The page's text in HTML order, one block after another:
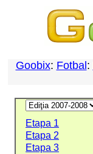
Goobix: Fotbal :
Etapa 1
Etapa 2
Etapa 3